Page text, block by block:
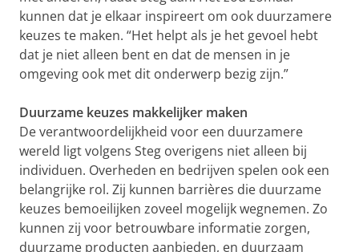
kunnen dat je elkaar inspireert om ook duurzamere
keuzes te maken. “Het helpt als je het gevoel hebt
dat je niet alleen bent en dat de mensen in je
omgeving ook met dit onderwerp bezig zijn.”
Duurzame keuzes makkelijker maken
De verantwoordelijkheid voor een duurzamere
wereld ligt volgens Steg overigens niet alleen bij
individuen. Overheden en bedrijven spelen ook een
belangrijke rol. Zij kunnen barrières die duurzame
keuzes bemoeilijken zoveel mogelijk wegnemen. Zo
kunnen zij voor betrouwbare informatie zorgen,
duurzame producten aanbieden, en duurzaam